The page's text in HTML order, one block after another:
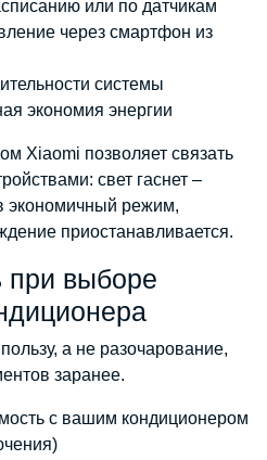
или по датчикам
через смартфон из
системы
экономия энергии
Xiaomi позволяет связать
свет гаснет –
экономичный режим,
приостанавливается.
при выборе
а не разочарование,
заранее.
с вашим кондиционером